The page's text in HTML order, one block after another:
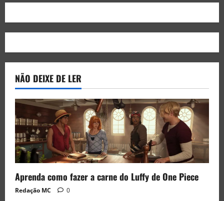
NÃO DEIXE DE LER
Aprenda como fazer a carne do Luffy de One Piece
Redação MC 0